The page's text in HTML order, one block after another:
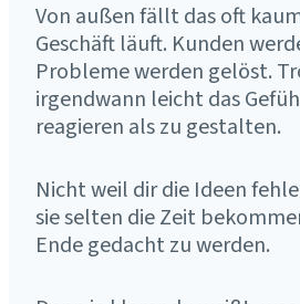
Von außen fällt das oft
Geschäft läuft. Kunden
Probleme werden gelöst.
irgendwann leicht das
reagieren als zu gestalten.
Nicht weil dir die Ideen
sie selten die Zeit
Ende gedacht zu werden.